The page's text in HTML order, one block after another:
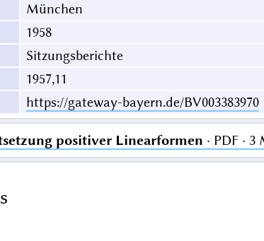
München
1958
Sitzungsberichte
1957,11
https://gateway-bayern.de/BV003383970
positiver Linearformen · PDF · 3